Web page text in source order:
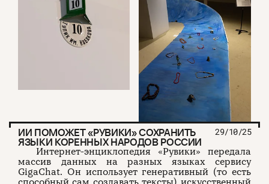
ИИ ПОМОЖЕТ «РУВИКИ» СОХРАНИТЬ
ЯЗЫКИ КОРЕННЫХ НАРОДОВ РОССИИ
29/10/25
Интернет-энциклопедия «Рувики» передала
массив данных на разных языках сервису
GigaChat. Он использует генеративный (то есть